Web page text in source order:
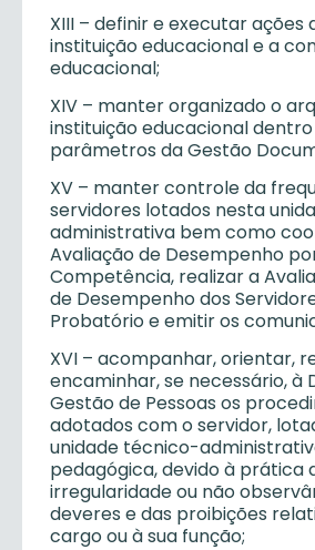
XIII – definir e executar ações
instituição educacional e a
educacional;
XIV – manter organizado o
instituição educacional dentro
parâmetros da Gestão
XV – manter controle da
servidores lotados nesta
administrativa bem como
Avaliação de Desempenho
Competência, realizar a
de Desempenho dos
Probatório e emitir os
XVI – acompanhar, orientar,
encaminhar, se necessário, à
Gestão de Pessoas os
adotados com o servidor,
unidade técnico-
pedagógica, devido à prática
irregularidade ou não
deveres e das proibições
cargo ou à sua função;